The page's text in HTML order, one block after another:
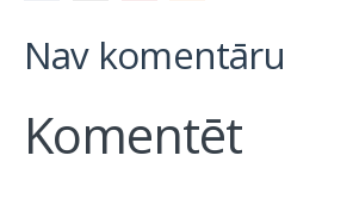
Nav komentāru
Komentēt